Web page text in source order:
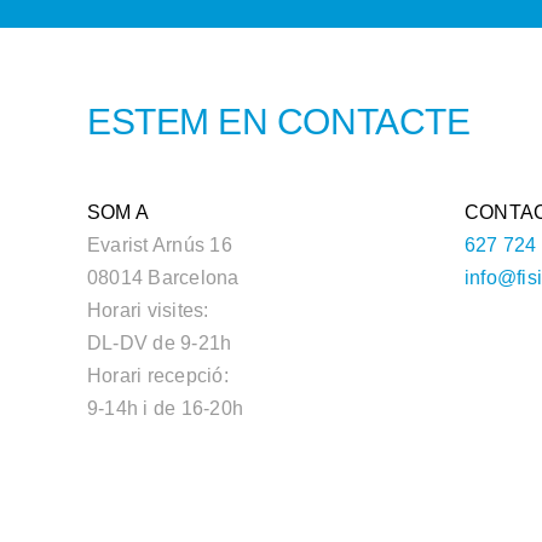
ESTEM EN CONTACTE
SOM A
Evarist Arnús 16
08014 Barcelona
Horari visites:
DL-DV de 9-21h
Horari recepció:
9-14h i de 16-20h
627 724